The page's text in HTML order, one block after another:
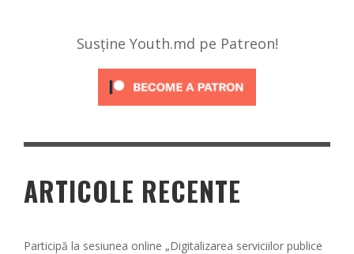
Susține Youth.md pe Patreon!
ARTICOLE RECENTE
Participă la sesiunea online „Digitalizarea serviciilor publice